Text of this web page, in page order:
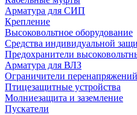
Арматура для СИП
Крепление
Высоковольтное оборудование
Средства индивидуальной
Предохранители
Арматура для ВЛЗ
Ограничители
Птицезащитные устройства
Молниезащита и заземление
Пускатели